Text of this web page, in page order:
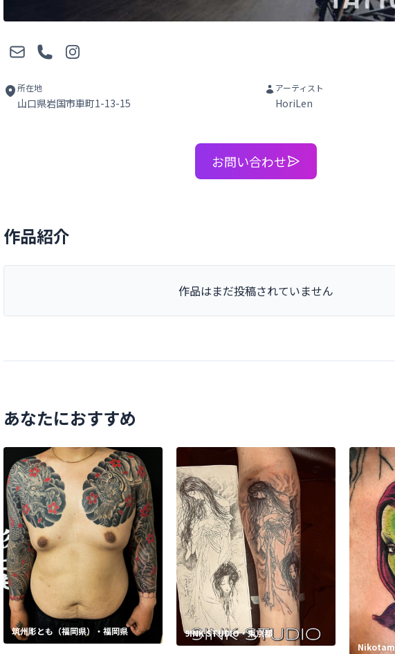
メール 電話 Instagram
所在地
山口県岩国市車町1-13-15
アーティスト
HoriLen
お問い合わせ
作品紹介
作品はまだ投稿されていません
あなたにおすすめ
筑州彫とも（福岡県）・福岡県 9INK STUDIO・東京都